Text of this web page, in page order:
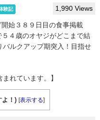
験記 1,990 Views
始３８９日目の食事掲載
４歳のオヤジがどこまで結
ルクアップ期突入！目指せ
れています。】
よ！) [表示する]